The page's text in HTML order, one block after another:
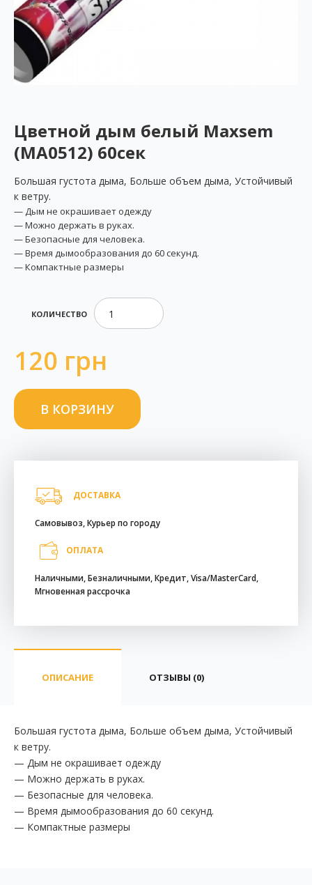
Цветной дым белый Maxsem
(MA0512) 60сек
Большая густота дыма, Больше объем дыма, Устойчивый
к ветру.
— Дым не окрашивает одежду
— Можно держать в руках.
— Безопасные для человека.
— Время дымообразования до 60 секунд.
— Компактные размеры
КОЛИЧЕСТВО
120 грн
ДОСТАВКА
Самовывоз, Курьер по городу
ОПЛАТА
Наличными, Безналичными, Кредит, Visa/MasterCard,
Мгновенная рассрочка
ОПИСАНИЕ ОТЗЫВЫ (0)
Большая густота дыма, Больше объем дыма, Устойчивый
к ветру.
— Дым не окрашивает одежду
— Можно держать в руках.
— Безопасные для человека.
— Время дымообразования до 60 секунд.
— Компактные размеры